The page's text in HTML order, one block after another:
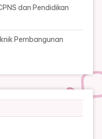
dan Pendidikan
Pembangunan